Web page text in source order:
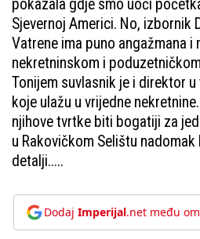
pokazala gdje smo uoči
Sjevernoj Americi. No, izbornik
Vatrene ima puno angažmana i
nekretninskom i
Tonijem suvlasnik je i direktor
koje ulažu u vrijedne
njihove tvrtke biti bogatiji za
u Rakovičkom Selištu nadomak
detalji.....
Dodaj Imperijal.net među